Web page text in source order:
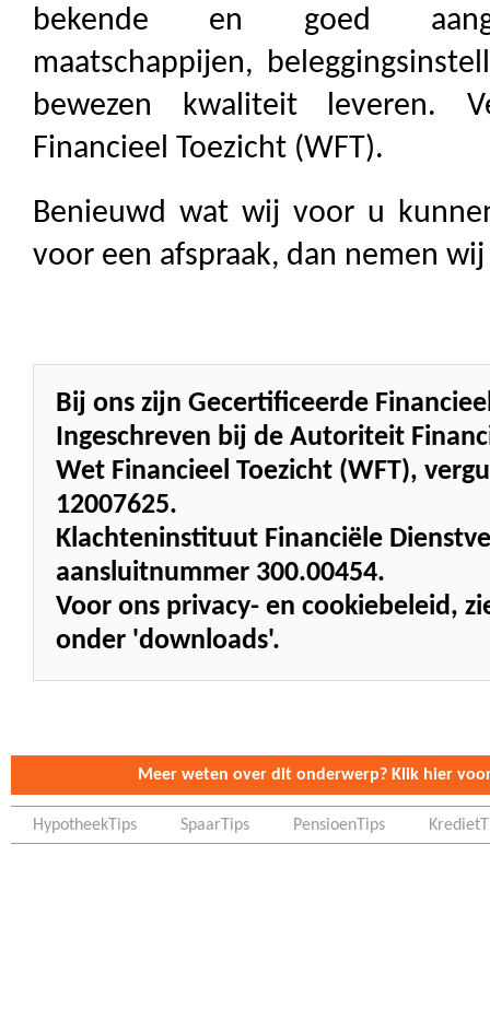
bekende en goed
maatschappijen,
bewezen kwaliteit leveren.
Financieel Toezicht (WFT).
Benieuwd wat wij voor u
voor een afspraak, dan nemen
Bij ons zijn Gecertificeerde
Ingeschreven bij de Autoriteit
Wet Financieel Toezicht (WFT),
12007625.
Klachteninstituut Financiële
aansluitnummer 300.00454.
Voor ons privacy- en cookiebeleid,
onder 'downloads'.
Meer weten over dit onderwerp? Klik hier
HypotheekTips SpaarTips PensioenTips